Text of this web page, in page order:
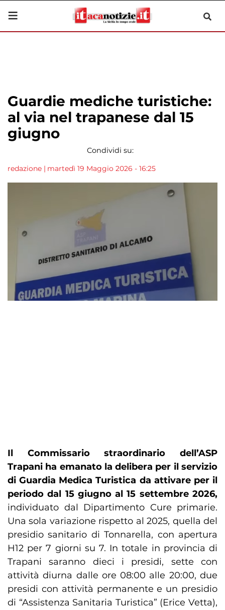
Guardie mediche turistiche:
al via nel trapanese dal 15
giugno
Condividi su:
redazione | martedì 19 Maggio 2026 - 16:25
Il Commissario straordinario dell’ASP
Trapani ha emanato la delibera per il servizio
di Guardia Medica Turistica da attivare per il
periodo dal 15 giugno al 15 settembre 2026,
individuato dal Dipartimento Cure primarie.
Una sola variazione rispetto al 2025, quella del
presidio sanitario di Tonnarella, con apertura
H12 per 7 giorni su 7. In totale in provincia di
Trapani saranno dieci i presidi, sette con
attività diurna dalle ore 08:00 alle 20:00, due
presidi con attività permanente e un presidio
di “Assistenza Sanitaria Turistica” (Erice Vetta),